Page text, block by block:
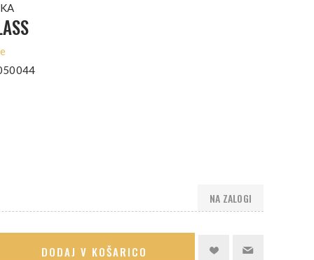
NA ZALOGI
DODAJ V KOŠARICO